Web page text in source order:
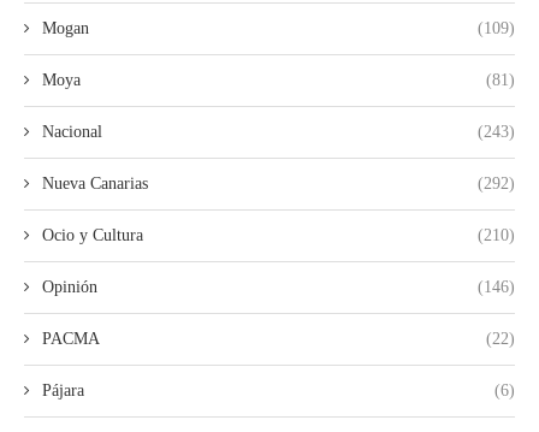
Mogan (109)
Moya (81)
Nacional (243)
Nueva Canarias (292)
Ocio y Cultura (210)
Opinión (146)
PACMA (22)
Pájara (6)